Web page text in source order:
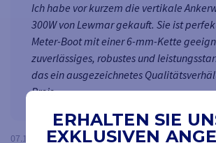
Spindelstock
Motorleistung
Barbotin: Kette (mm)
Art des Seils
Ich habe vor kurzem die vertikale
300W von Lewmar gekauft. Sie ist
Meter-Boot mit einer 6-mm-Kette
zuverlässiges, robustes und
das ein ausgezeichnetes
Preis.
07.12.23, 11:46
ERHALTEN SIE
EXKLUSIVEN